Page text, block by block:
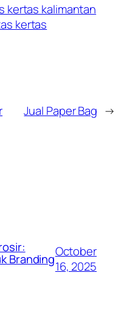
kertas kalimantan
kertas
Jual Paper Bag →
BrandingOctober
16, 2025